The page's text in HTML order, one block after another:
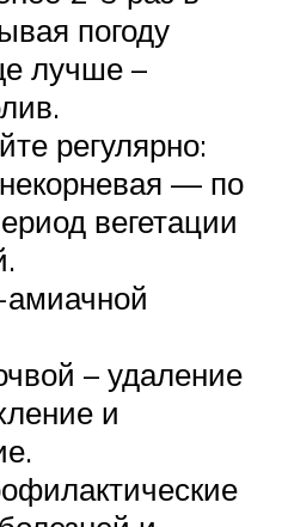
погоду
лучше –
регулярно:
— по
вегетации
– удаление
и